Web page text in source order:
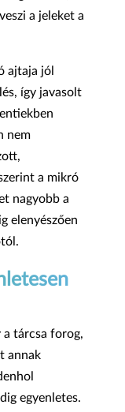
a jeleket a
ajtaja jól
így javasolt
nem
a mikró
nagyobb a
elenyészően
a tárcsa forog,
annak
egyenletes.